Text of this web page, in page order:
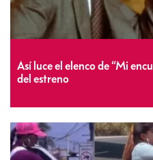
Así luce el elenco de “Mi
del estreno